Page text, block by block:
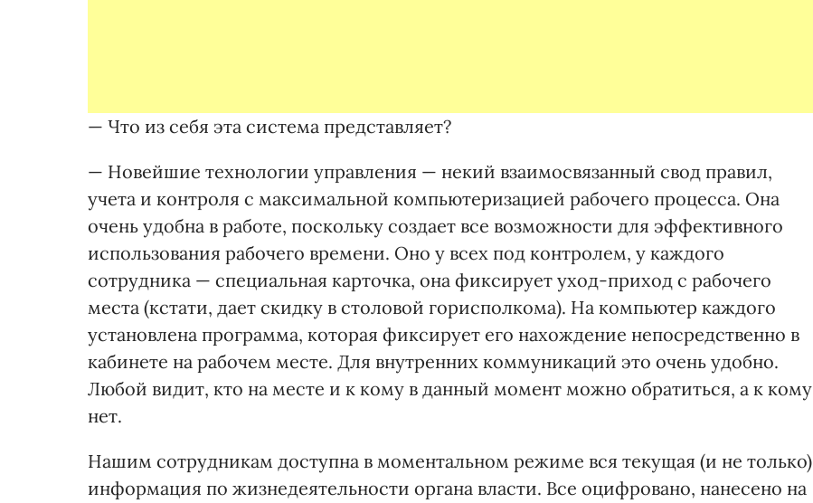
— Что из себя эта система представляет?
— Новейшие технологии управления — некий взаимосвязанный свод правил,
учета и контроля с максимальной компьютеризацией рабочего процесса. Она
очень удобна в работе, поскольку создает все возможности для эффективного
использования рабочего времени. Оно у всех под контролем, у каждого
сотрудника — специальная карточка, она фиксирует уход-приход с рабочего
места (кстати, дает скидку в столовой горисполкома). На компьютер каждого
установлена программа, которая фиксирует его нахождение непосредственно в
кабинете на рабочем месте. Для внутренних коммуникаций это очень удобно.
Любой видит, кто на месте и к кому в данный момент можно обратиться, а к кому
нет.
Нашим сотрудникам доступна в моментальном режиме вся текущая (и не только)
информация по жизнедеятельности органа власти. Все оцифровано, нанесено на